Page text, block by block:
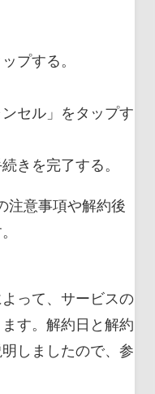
プする。
セル」をタップす
きを完了する。
注意事項や解約後
って、サービスの
す。解約日と解約
しましたので、参